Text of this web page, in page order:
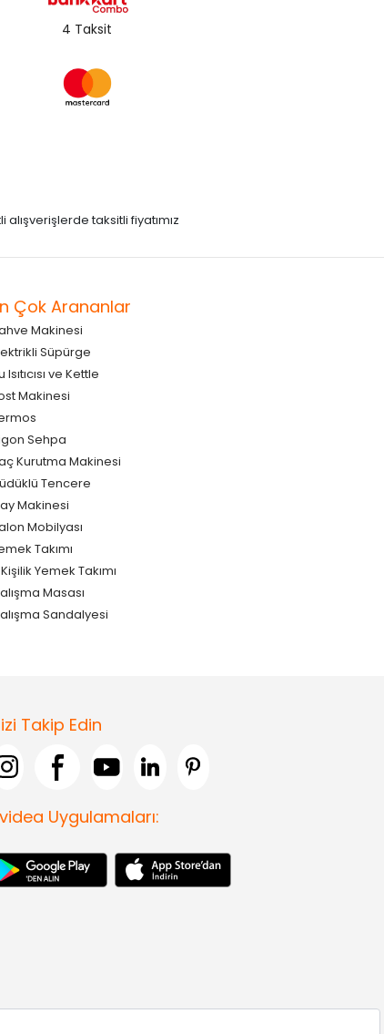
4 Taksit
taksitli fiyatımız
Çok Arananlar
Makinesi
Süpürge
Isıtıcısı ve Kettle
Makinesi
Sehpa
Kurutma Makinesi
Tencere
Makinesi
Mobilyası
Takımı
Yemek Takımı
Masası
Sandalyesi
Takip Edin
Uygulamaları: